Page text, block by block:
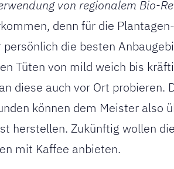
von regionalem Bio-
denn für die
die besten
Tüten von mild weich bis
diese auch vor Ort probieren.
können dem Meister also
herstellen. Zukünftig wollen
mit Kaffee anbieten.